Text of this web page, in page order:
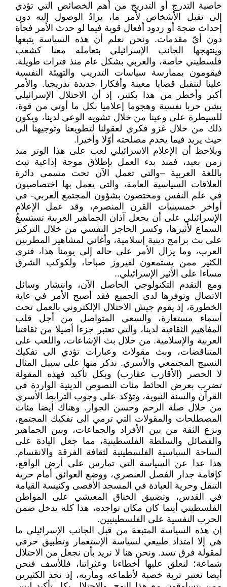
خاصية التدرج أو التدريج من أهم الخصائص التي تؤدي
إلى تقبل الأشخاص لأمر ما، يرادُ الوصول إليه دون
إحداث ضجة أو ردود أفعال قوية فيما لو حدث الأمر فجأة
دون أيّ مقدمات. ونحن نعلم أن هذه السياسة يتبعها
وينتهجها الجانب الإسرائيلي بتعامله معنا كشعب
فلسطيني خاصة، والعربي بشكل عام منذ فترات طويلة.
فيقومون بممارسة سياسات التدريب والتهيئة النفسية
علينا لنتقبل قضايا معينة وأفكارا جديدة تدريجيا. والأمر
أكبر وأخطر من هذا بكثير، إذ أن الاحتلال الإسرائيلي
يشن حربا نفسية وهجوما إعلاميا بكل ما أوتي من قوة،
للسيطرة على وعينا من خلال تشويه الوعي لدينا، ويكون
ذلك من خلال غزو فكري لعقولنا لتطويعنا وتوجيهنا الى
حيث يريد فيما يخدم مصلحته أوّلا وأخيرا.
ويلاحظ أن الإعلام الاسرائيلي لعب على هذا الوتر منذ
زمن بعيد، فمنذ بدء العمل بإطلاق موجة إذاعية تبث
باللغة العربية –والتي تعمل الآن تحت مسمى دائرة
العلاقات السياسية العامة، والتي يعمل بها اختصاصيون
في علم النفس ومختصون بشؤون المجتمع العربي- في
أواخر خمسينيات القرن المنصرم، وقد عمل الإعلام
الإسرائيلي على أن يجعل آذان الجماهير العربية تستسيغُ
السماع لأثيرها، وكسر الحاجز النفسي من خلال التركيز
على بث برامج دينية إسلامية، وأغاني لمشاهير المطربين
العرب، وما يزال الأمر على حاله إلى يومنا هذا، فنرى
الكثير ممن يستمعون لفيروز صباحا، ولكوكب الشرق
مساءا على الأثير الإسرائيلي..
ومع التقدم التكنولوجي الحاصل الآن، وانتشار وسائل
الاتصال وتوفرها لدى الجميع فقد أصبح الأمر في غاية
الخطورة، إذ يقوم جيش الاحتلال الإلكتروني بالعمل تحت
أسماء مستعارة، والسعي المتواصل من أجل قلب
المفاهيم الثقافية لدينا، والتي تعتبر جزءا أصيلا من ثقافتنا
العربية والإسلامية. من خلال بث الإشاعات، واللعب على
المتناقضات، وبث مقولات وعبارات تؤدي الى تفكيك
النسيج المجتمعي والأسري. نذكر منها على سبيل المثال
لا الحصر (الأقارب عقارب) وبكل تأكيد فهذه المقولة
تضرب بعرض الحائط مئات النصوص الدينية الواردة في
القرآن والسنة النبوية، وتؤكد على وجوب الترابط الأسري
من خلال صلة الرحم وحسن الجوار. وهناك أيضا مئات
المصطلحات والمقولات التي ترمي الى تفكيك المجتمع،
ونزع الثقة من بين الأفراد والجماعات، وبين الجماهير
والفصائل والسلطة الفلسطينية، مما جعل اليادة على
الساحة السياسية الفلسطينية لثقافة الفرقة والانقسام.
هذا عدا عن السياسة التي تمارس على أرض الواقع،
كإقامة جدار الفصل العنصري، ووضع العوائق أمام حرية
التنقل وحرية العبادة في المسجد الأقصى وكنيسة القيامة
في القدس، وتضييق الخناق المعيشي على المواطن
الفلسطيني أينما كان مكان تواجده، هذا كله يدخل ضمن
الحرب النفسية على الفلسطينيين.
إن هذه السياسة المتبعة من قبل الجانب الإسرائيلي ما
هي إلا امتداد طبيعي لسياسة الإستعمار وتطبيق حرفي
لمقولة فرق تسد. ونحن هنا لا نريد بأن نجعل من الاحتلال
شماعة؛ لنعلق عليها أخطاءنا وعثراتنا، فللأسف فنحن
أيضا نعتبر تربة خصبة لأطماعه ومآربه، إذ نجد الكثيرين